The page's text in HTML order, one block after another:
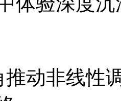
推动非线性